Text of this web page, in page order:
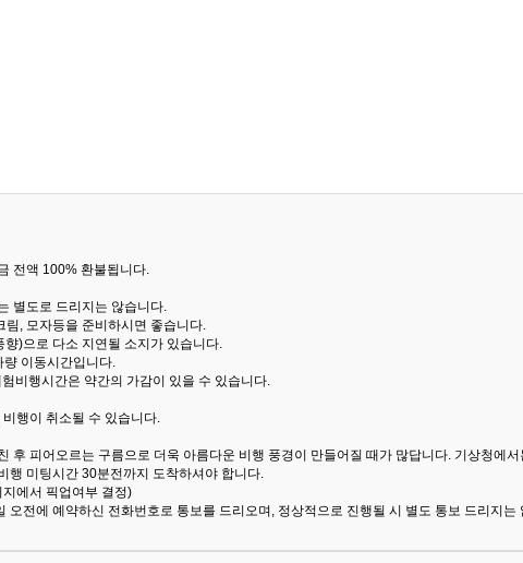
전액 100% 환불됩니다.
별도로 드리지는 않습니다.
, 모자등을 준비하시면 좋습니다.
)으로 다소 지연될 소지가 있습니다.
이동시간입니다.
비행시간은 약간의 가감이 있을 수 있습니다.
행이 취소될 수 있습니다.
후 피어오르는 구름으로 더욱 아름다운 비행 풍경이 만들어질 때가 많답니다. 기상청에
행 미팅시간 30분전까지 도착하셔야 합니다.
에서 픽업여부 결정)
전에 예약하신 전화번호로 통보를 드리오며, 정상적으로 진행될 시 별도 통보 드리지는